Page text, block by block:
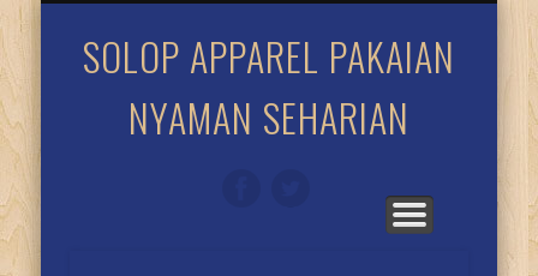
SOLOP APPAREL PAKAIAN
NYAMAN SEHARIAN